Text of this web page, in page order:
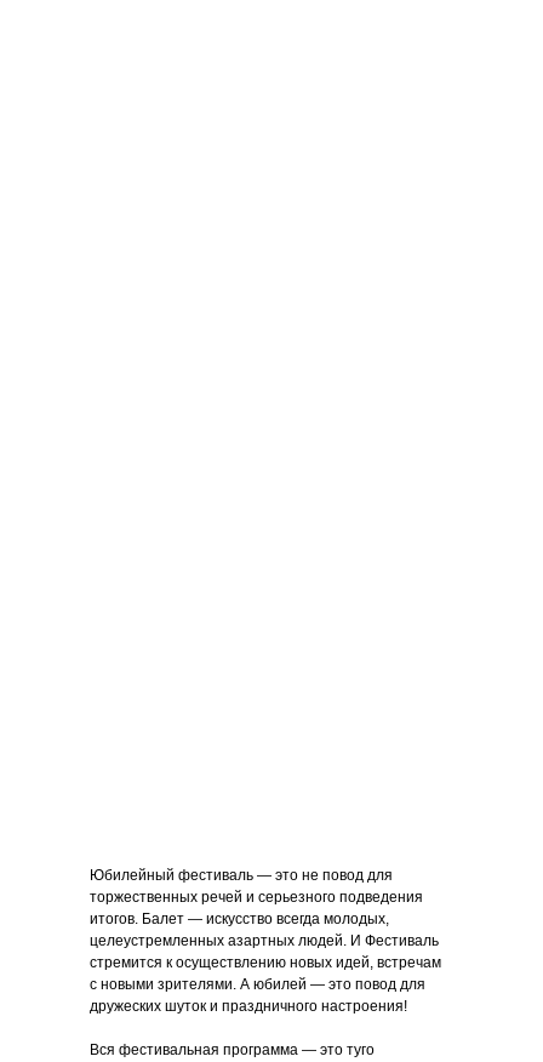
Юбилейный фестиваль — это не повод для
торжественных речей и серьезного подведения
итогов. Балет — искусство всегда молодых,
целеустремленных азартных людей. И Фестиваль
стремится к осуществлению новых идей, встречам
с новыми зрителями. А юбилей — это повод для
дружеских шуток и праздничного настроения!
Вся фестивальная программа — это туго